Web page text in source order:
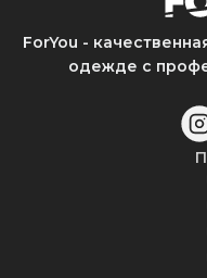
ForYou -
одежде с